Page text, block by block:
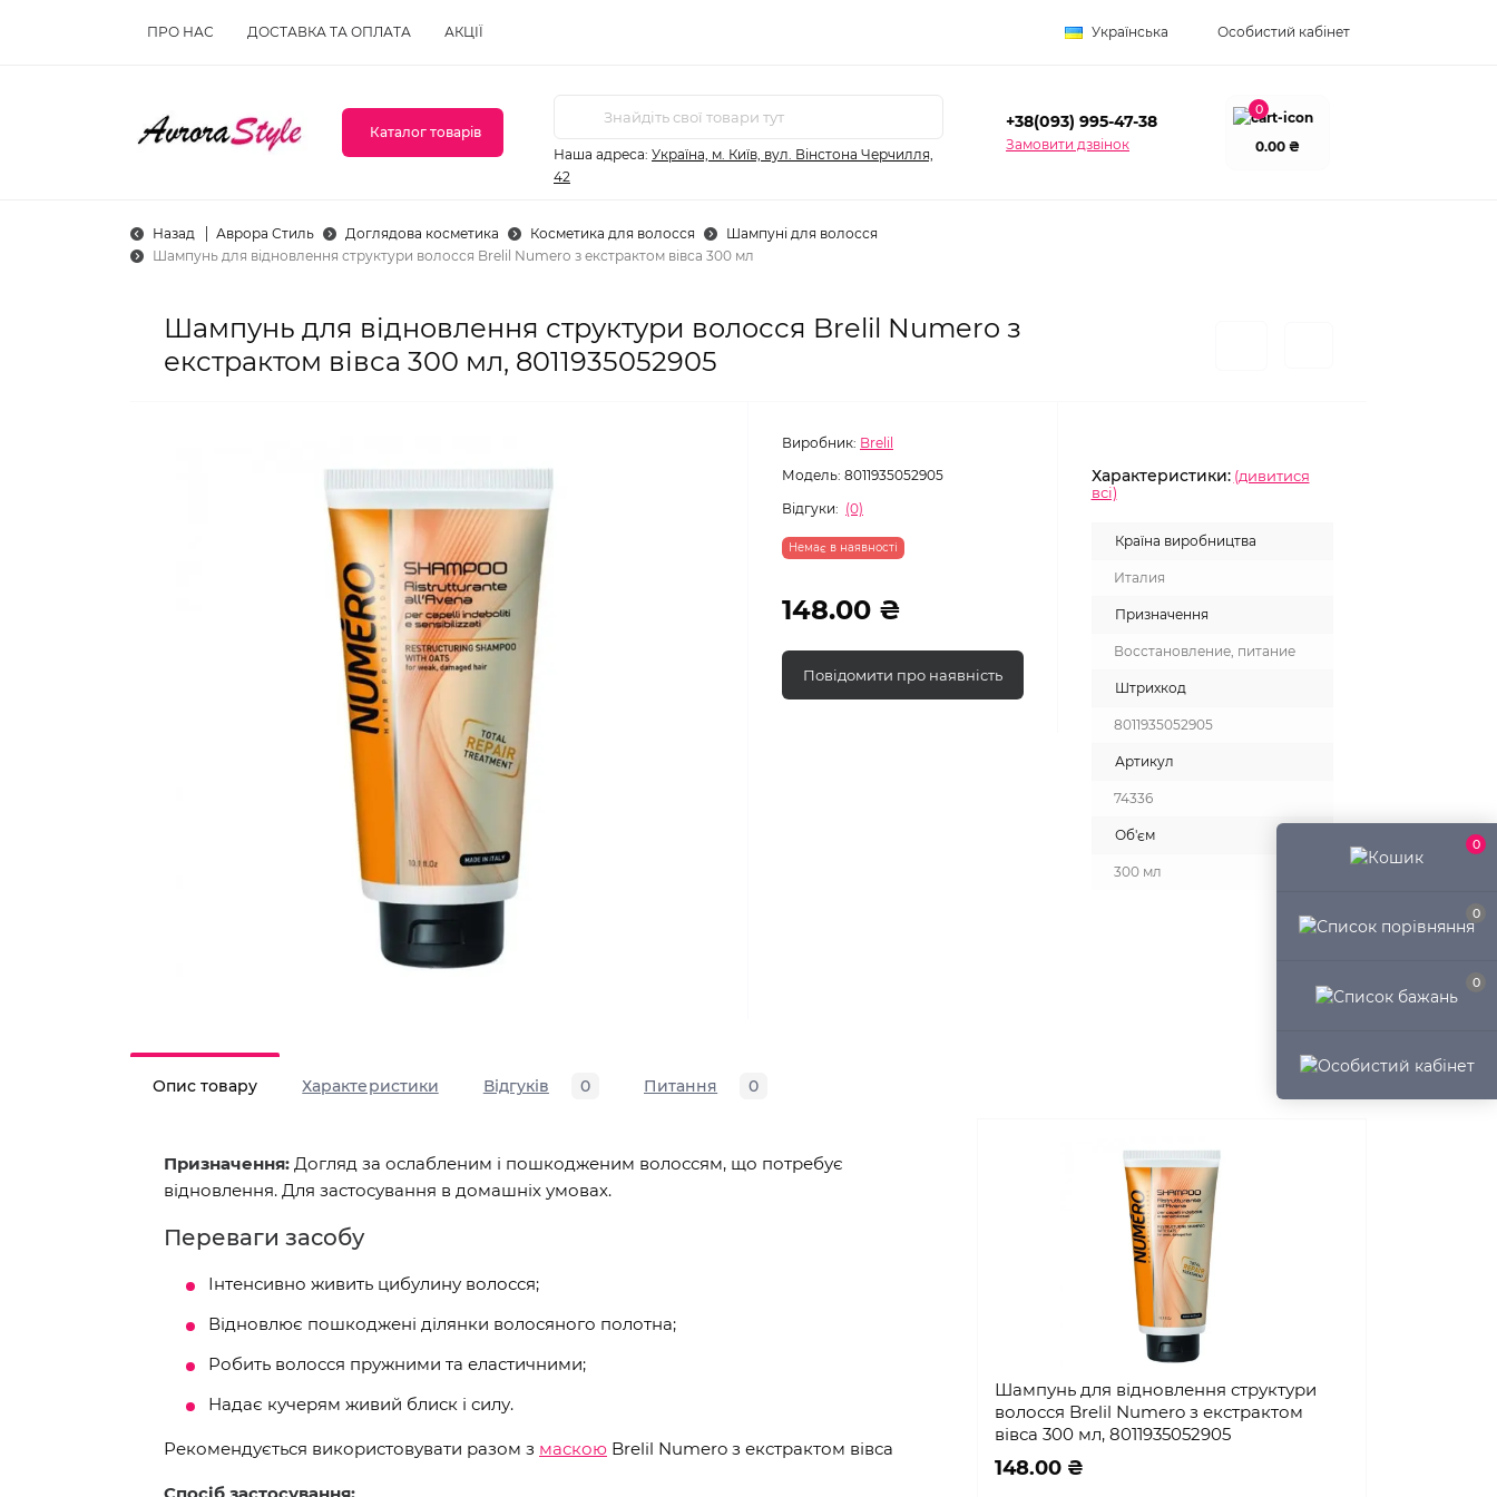
0
0
0
ПРО НАС ДОСТАВКА ТА ОПЛАТА АКЦІЇ Українська Особистий кабінет
Каталог товарів
Наша адреса: Україна, м. Київ, вул. Вінстона Черчилля,
42
+38(093) 995-47-38
Замовити дзвінок
0
0.00 ₴
Назад Аврора Стиль Доглядова косметика Косметика для волосся
Шампуні для волосся
Шампунь для відновлення структури волосся Brelil Numero з екстрактом вівса 300 мл
Шампунь для відновлення структури волосся Brelil Numero з
екстрактом вівса 300 мл, 8011935052905
Виробник: Brelil
Модель: 8011935052905
Відгуки: (0)
Немає в наявності
148.00 ₴
Повідомити про наявність
Характеристики: (дивитися
всі)
Країна виробництва
Италия
Призначення
Восстановление, питание
Штрихкод
8011935052905
Артикул
74336
Об'єм
300 мл
Опис товару Характеристики Відгуків 0 Питання 0
Призначення: Догляд за ослабленим і пошкодженим волоссям, що потребує
відновлення. Для застосування в домашніх умовах.
Переваги засобу
Інтенсивно живить цибулину волосся;
Відновлює пошкоджені ділянки волосяного полотна;
Робить волосся пружними та еластичними;
Надає кучерям живий блиск і силу.
Рекомендується використовувати разом з маскою Brelil Numero з екстрактом вівса
Шампунь для відновлення структури
волосся Brelil Numero з екстрактом
вівса 300 мл, 8011935052905
148.00 ₴